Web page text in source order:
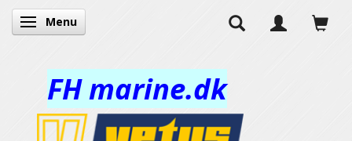
Toggle navigation
Menu
FH marine.dk